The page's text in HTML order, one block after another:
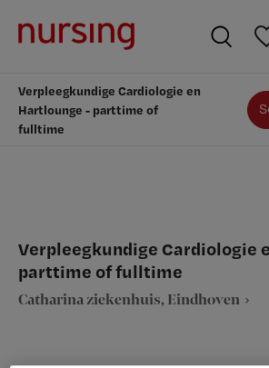
Verpleegkundige Cardiologie en
Hartlounge - parttime of
fulltime
Verpleegkundige Cardiologie
parttime of fulltime
Catharina ziekenhuis, Eindhoven